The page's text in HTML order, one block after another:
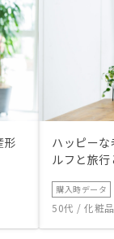
形
ハッピー
ルフと旅
購入時データ
50代 / 化粧